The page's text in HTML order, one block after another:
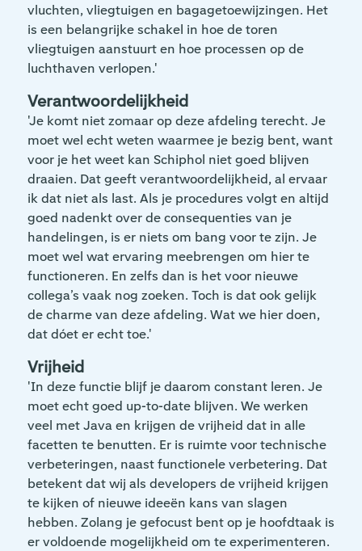
vluchten, vliegtuigen en bagagetoewijzingen. Het
is een belangrijke schakel in hoe de toren
vliegtuigen aanstuurt en hoe processen op de
luchthaven verlopen.'
Verantwoordelijkheid
'Je komt niet zomaar op deze afdeling terecht. Je
moet wel echt weten waarmee je bezig bent, want
voor je het weet kan Schiphol niet goed blijven
draaien. Dat geeft verantwoordelijkheid, al ervaar
ik dat niet als last. Als je procedures volgt en altijd
goed nadenkt over de consequenties van je
handelingen, is er niets om bang voor te zijn. Je
moet wel wat ervaring meebrengen om hier te
functioneren. En zelfs dan is het voor nieuwe
collega’s vaak nog zoeken. Toch is dat ook gelijk
de charme van deze afdeling. Wat we hier doen,
dat dóet er echt toe.'
Vrijheid
'In deze functie blijf je daarom constant leren. Je
moet echt goed up-to-date blijven. We werken
veel met Java en krijgen de vrijheid dat in alle
facetten te benutten. Er is ruimte voor technische
verbeteringen, naast functionele verbetering. Dat
betekent dat wij als developers de vrijheid krijgen
te kijken of nieuwe ideeën kans van slagen
hebben. Zolang je gefocust bent op je hoofdtaak is
er voldoende mogelijkheid om te experimenteren.